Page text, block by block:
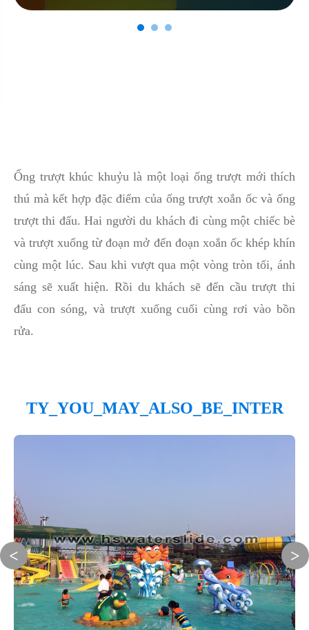
Ống trượt khúc khuỷu là một loại ống trượt mới thích
thú mà kết hợp đặc điểm của ống trượt xoắn ốc và ống
trượt thi đấu. Hai người du khách đi cùng một chiếc bè
và trượt xuống từ đoạn mở đến đoạn xoắn ốc khép khín
cùng một lúc. Sau khi vượt qua một vòng tròn tối, ánh
sáng sẽ xuất hiện. Rồi du khách sẽ đến cầu trượt thi
đấu con sóng, và trượt xuống cuối cùng rơi vào bồn
rửa.
TY_YOU_MAY_ALSO_BE_INTER